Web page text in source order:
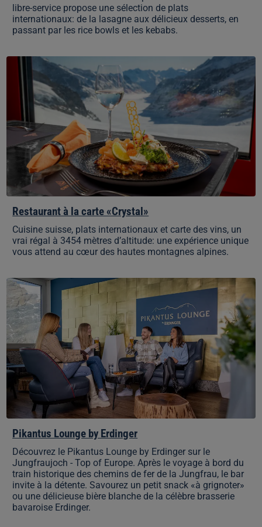
libre-service propose une sélection de plats
internationaux: de la lasagne aux délicieux desserts, en
passant par les rice bowls et les kebabs.
Restaurant
carte
«Crystal»
Restaurant à la carte «Crystal»
Cuisine suisse, plats internationaux et carte des vins, un
vrai régal à 3454 mètres d’altitude: une expérience unique
vous attend au cœur des hautes montagnes alpines.
Pikantus
Lounge
by
Erdinger
Pikantus Lounge by Erdinger
Découvrez le Pikantus Lounge by Erdinger sur le
Jungfraujoch - Top of Europe. Après le voyage à bord du
train historique des chemins de fer de la Jungfrau, le bar
invite à la détente. Savourez un petit snack «à grignoter»
ou une délicieuse bière blanche de la célèbre brasserie
bavaroise Erdinger.